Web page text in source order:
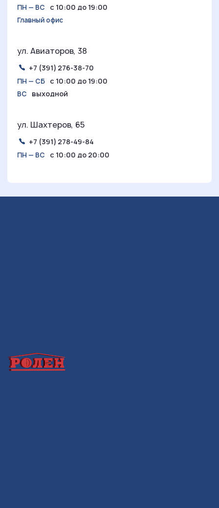
ПН — ВС с 10:00 до 19:00
Главный офис
ул. Авиаторов, 38
+7 (391) 276-38-70
ПН — СБ с 10:00 до 19:00
ВС выходной
ул. Шахтеров, 65
+7 (391) 278-49-84
ПН — ВС с 10:00 до 20:00